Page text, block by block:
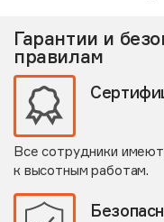
Гарантии и
правилам
Все сотрудники
к высотным работам.